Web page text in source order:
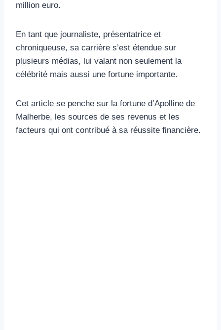
million euro.
En tant que journaliste, présentatrice et
chroniqueuse, sa carrière s’est étendue sur
plusieurs médias, lui valant non seulement la
célébrité mais aussi une fortune importante.
Cet article se penche sur la fortune d’Apolline de
Malherbe, les sources de ses revenus et les
facteurs qui ont contribué à sa réussite financière.